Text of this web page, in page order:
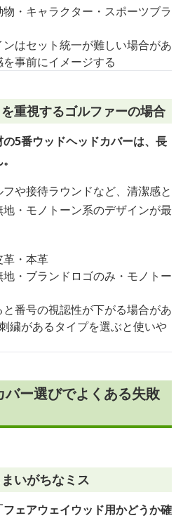
・キャラクター・スポーツブラ
はセット統一が難しい場合があ
事前にイメージする
重視するゴルファーの場合
5番ウッドヘッドカバーは、長
や接待ラウンドなど、清潔感と
・モノトーン系のデザインが最
革・本革
・ブランドロゴのみ・モノトー
番号の視認性が下がる場合があ
繍があるタイプを選ぶと使いや
ー選びでよくある失敗
いがちなミス
ェアウェイウッド用かどうか確